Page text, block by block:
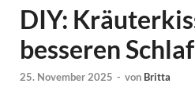
DIY:
besseren Schlaf
25. November 2025 - von Britta